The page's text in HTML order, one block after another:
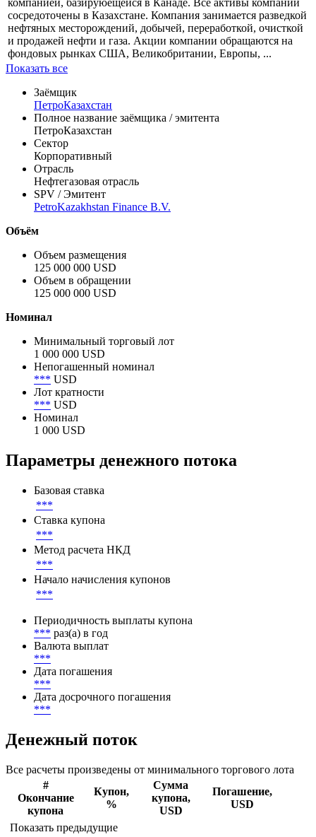
компанией, базируюещейся в Канаде. Все активы компании
сосредоточены в Казахстане. Компания занимается разведкой
нефтяных месторождений, добычей, переработкой, очисткой
и продажей нефти и газа. Акции компании обращаются на
фондовых рынках США, Великобритании, Европы, ...
Показать все
Заёмщик
ПетроКазахстан
Полное название заёмщика / эмитента
ПетроКазахстан
Сектор
Корпоративный
Отрасль
Нефтегазовая отрасль
SPV / Эмитент
PetroKazakhstan Finance B.V.
Объём
Объем размещения
125 000 000 USD
Объем в обращении
125 000 000 USD
Номинал
Минимальный торговый лот
1 000 000 USD
Непогашенный номинал
*** USD
Лот кратности
*** USD
Номинал
1 000 USD
Параметры денежного потока
Базовая ставка
***
Ставка купона
***
Метод расчета НКД
***
Начало начисления купонов
***
Периодичность выплаты купона
*** раз(а) в год
Валюта выплат
***
Дата погашения
***
Дата досрочного погашения
***
Денежный поток
Все расчеты произведены от минимального торгового лота
#
Окончание
купона
Купон,
%
Сумма
купона,
USD
Погашение,
USD
Показать предыдущие